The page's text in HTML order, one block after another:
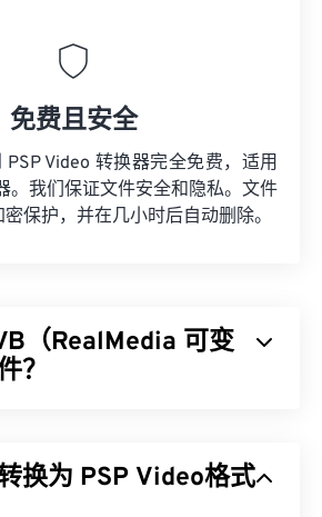
免费且安全
PSP Video 转换器完全免费，适用
。我们保证文件安全和隐私。文件
保护，并在几小时后自动删除。
（RealMedia 可变
？
根据多媒体内容片段的压缩难易程
换为 PSP Video格式